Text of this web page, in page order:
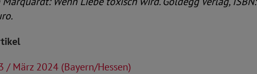
/ März 2024 (Bayern/Hessen)